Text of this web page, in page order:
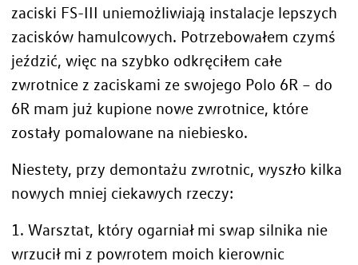
zaciski FS-III uniemożliwiają instalacje lepszych
zacisków hamulcowych. Potrzebowałem czymś
jeździć, więc na szybko odkręciłem całe
zwrotnice z zaciskami ze swojego Polo 6R – do
6R mam już kupione nowe zwrotnice, które
zostały pomalowane na niebiesko.
Niestety, przy demontażu zwrotnic, wyszło kilka
nowych mniej ciekawych rzeczy:
1. Warsztat, który ogarniał mi swap silnika nie
wrzucił mi z powrotem moich kierownic